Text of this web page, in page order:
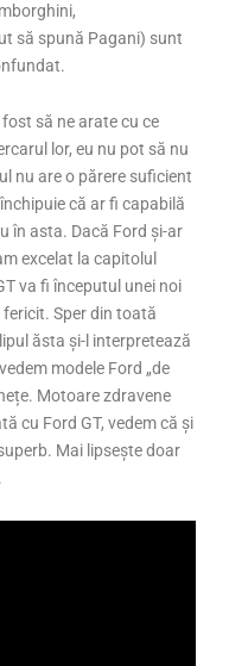
să spună Pagani) sunt
să ne arate cu ce
lor, eu nu pot să nu
nu are o părere suficient
că ar fi capabilă
în asta. Dacă Ford și-ar
excelat la capitolul
va fi începutul unei noi
fericit. Sper din toată
ăsta și-l interpretează
modele Ford „de
Motoare zdravene
cu Ford GT, vedem că și
Mai lipsește doar